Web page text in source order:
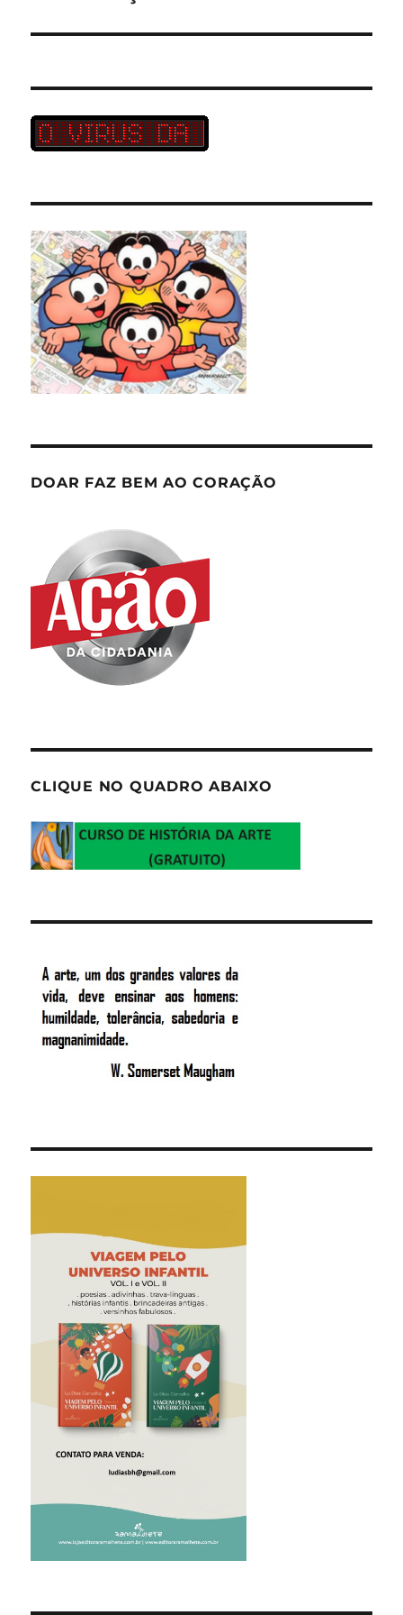
DOAR FAZ BEM AO CORAÇÃO
CLIQUE NO QUADRO ABAIXO